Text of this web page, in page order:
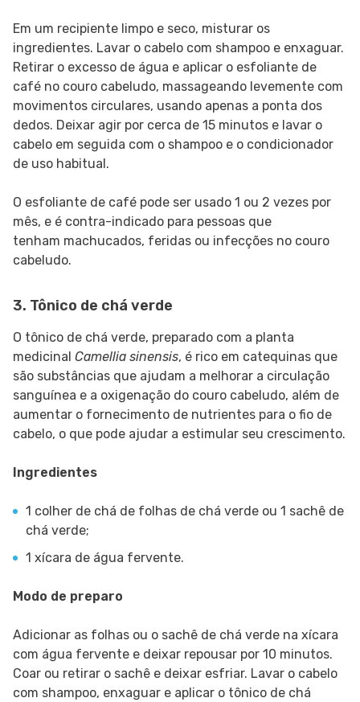
Em um recipiente limpo e seco, misturar os
ingredientes. Lavar o cabelo com shampoo e enxaguar.
Retirar o excesso de água e aplicar o esfoliante de
café no couro cabeludo, massageando levemente com
movimentos circulares, usando apenas a ponta dos
dedos. Deixar agir por cerca de 15 minutos e lavar o
cabelo em seguida com o shampoo e o condicionador
de uso habitual.
O esfoliante de café pode ser usado 1 ou 2 vezes por
mês, e é contra-indicado para pessoas que
tenham machucados, feridas ou infecções no couro
cabeludo.
3. Tônico de chá verde
O tônico de chá verde, preparado com a planta
medicinal Camellia sinensis, é rico em catequinas que
são substâncias que ajudam a melhorar a circulação
sanguínea e a oxigenação do couro cabeludo, além de
aumentar o fornecimento de nutrientes para o fio de
cabelo, o que pode ajudar a estimular seu crescimento.
Ingredientes
1 colher de chá de folhas de chá verde ou 1 sachê de
chá verde;
1 xícara de água fervente.
Modo de preparo
Adicionar as folhas ou o sachê de chá verde na xícara
com água fervente e deixar repousar por 10 minutos.
Coar ou retirar o sachê e deixar esfriar. Lavar o cabelo
com shampoo, enxaguar e aplicar o tônico de chá